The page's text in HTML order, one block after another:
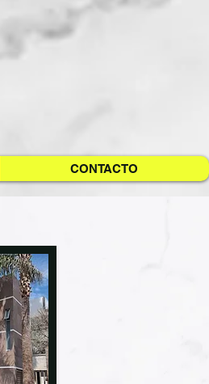
CONTACTO